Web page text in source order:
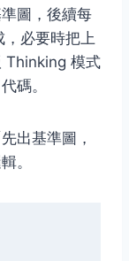
圖，後續每
必要時把上
Thinking 模式
碼。
出基準圖，
。